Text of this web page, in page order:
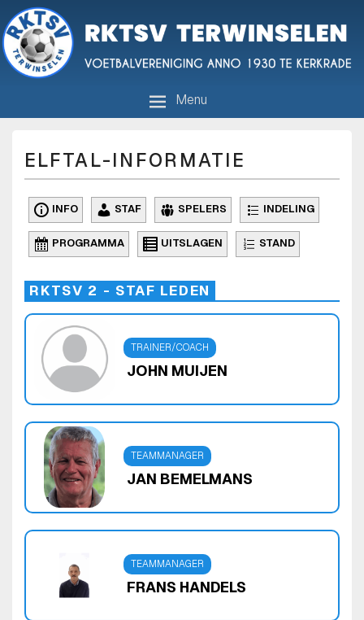
R.K.T.S.V. Terwinselen
Voetbalvereniging anno 1930 te Kerkrade
Menu
ELFTAL-INFORMATIE
INFO STAF SPELERS INDELING
PROGRAMMA UITSLAGEN STAND
RKTSV 2 - STAF LEDEN
TRAINER/COACH
JOHN MUIJEN
TEAMMANAGER
JAN BEMELMANS
TEAMMANAGER
FRANS HANDELS